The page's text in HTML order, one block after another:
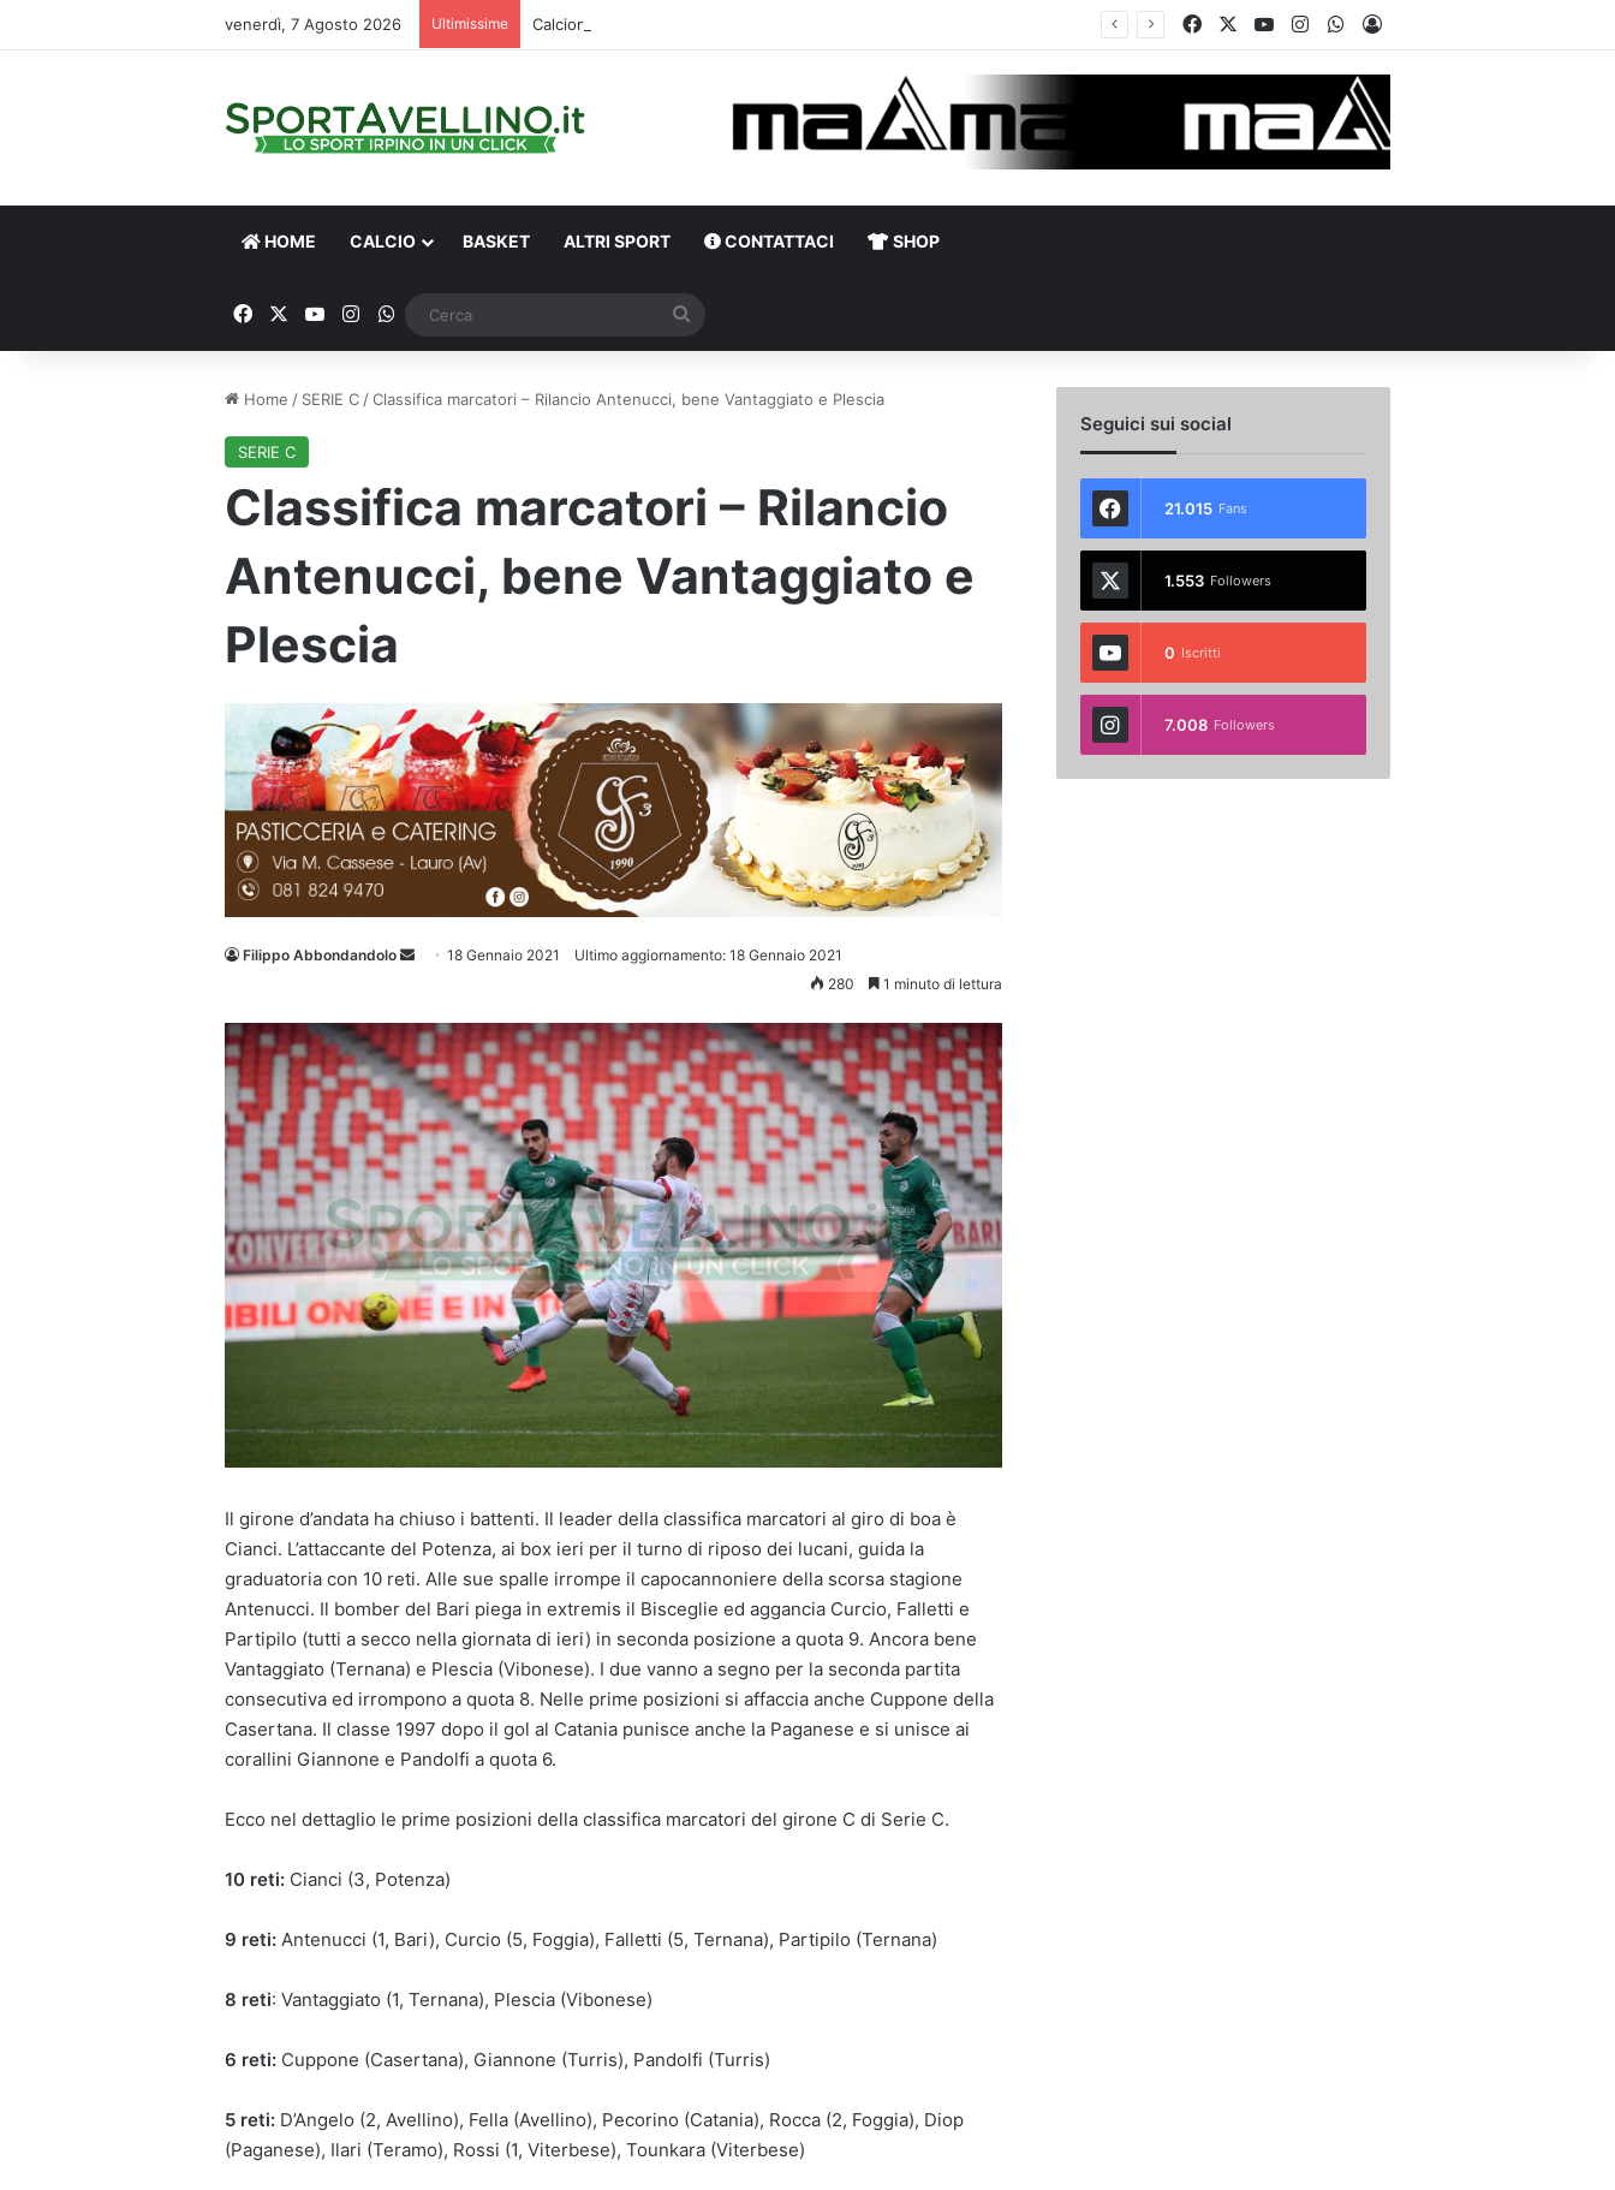
venerdì, 7 Agosto 2026 Ultimissime Calciomercato, Di Nardo piace al Pafos: c’è un intreccio con l’Avellino FacebookYou TubeInstagramWhatsApp
Accedi
HOME CALCIO BASKET ALTRI SPORT CONTATTACI SHOP
FacebookYou TubeInstagram
WhatsApp
Home / SERIE C /Classifica marcatori – Rilancio Antenucci, bene Vantaggiato e Plescia
SERIE C
Classifica marcatori – Rilancio
Antenucci, bene Vantaggiato e
Plescia
Filippo Abbondandolo
Invia 18 Gennaio 2021
Ultimo aggiornamento: 18 Gennaio 2021
280
1 minuto di lettura
Il girone d’andata ha chiuso i battenti. Il leader della classifica marcatori al giro di boa è
Cianci. L’attaccante del Potenza, ai box ieri per il turno di riposo dei lucani, guida la
graduatoria con 10 reti. Alle sue spalle irrompe il capocannoniere della scorsa stagione
Antenucci. Il bomber del Bari piega in extremis il Bisceglie ed aggancia Curcio, Falletti e
Partipilo (tutti a secco nella giornata di ieri) in seconda posizione a quota 9. Ancora bene
Vantaggiato (Ternana) e Plescia (Vibonese). I due vanno a segno per la seconda partita
consecutiva ed irrompono a quota 8. Nelle prime posizioni si affaccia anche Cuppone della
Casertana. Il classe 1997 dopo il gol al Catania punisce anche la Paganese e si unisce ai
corallini Giannone e Pandolfi a quota 6.
Ecco nel dettaglio le prime posizioni della classifica marcatori del girone C di Serie C.
10 reti: Cianci (3, Potenza)
9 reti: Antenucci (1, Bari), Curcio (5, Foggia), Falletti (5, Ternana), Partipilo (Ternana)
8 reti: Vantaggiato (1, Ternana), Plescia (Vibonese)
6 reti: Cuppone (Casertana), Giannone (Turris), Pandolfi (Turris)
5 reti: D’Angelo (2, Avellino), Fella (Avellino), Pecorino (Catania), Rocca (2, Foggia), Diop
(Paganese), Ilari (Teramo), Rossi (1, Viterbese), Tounkara (Viterbese)
Seguici sui social
21.015 Fans
1.553 Followers
0 Iscritti
7.008 Followers